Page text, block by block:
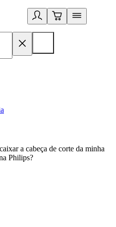
a cabeça de corte da minha
Philips?